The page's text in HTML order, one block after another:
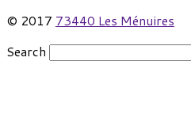
© 2017 73440 Les Ménuires
Search